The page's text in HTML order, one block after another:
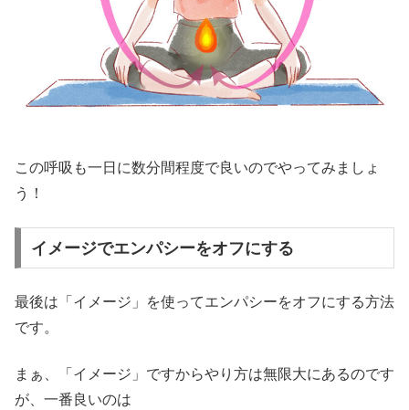
この呼吸も一日に数分間程度で良いのでやってみましょ
う！
イメージでエンパシーをオフにする
最後は「イメージ」を使ってエンパシーをオフにする方法
です。
まぁ、「イメージ」ですからやり方は無限大にあるのです
が、一番良いのは